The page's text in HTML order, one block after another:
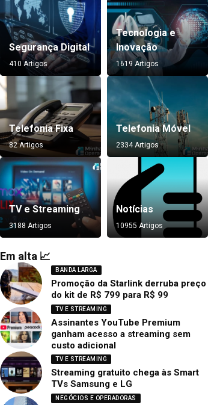
Segurança Digital
410 Artigos
Tecnologia e
Inovação
1619 Artigos
Telefonia Fixa
82 Artigos
Telefonia Móvel
2334 Artigos
TV e Streaming
3188 Artigos
Notícias
10955 Artigos
Em alta 📈
BANDA LARGA
Promoção da Starlink derruba preço
do kit de R$ 799 para R$ 99
TV E STREAMING
Assinantes YouTube Premium
ganham acesso a streaming sem
custo adicional
TV E STREAMING
Streaming gratuito chega às Smart
TVs Samsung e LG
NEGÓCIOS E OPERADORAS